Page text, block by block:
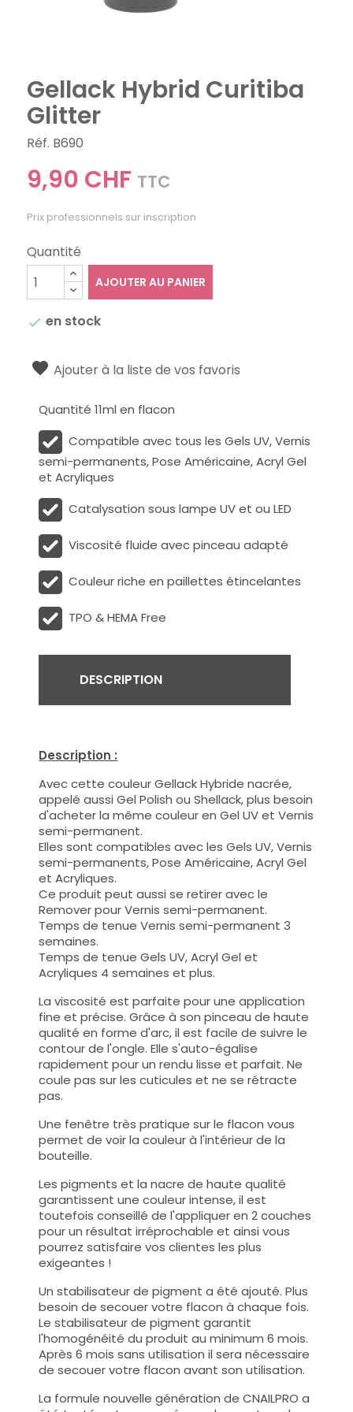
Gellack Hybrid Curitiba
Glitter
Réf. B690
9,90 CHF TTC
Prix professionnels sur inscription
Quantité
AJOUTER AU PANIER
 en stock
Ajouter à la liste de vos favoris
Quantité 11ml en flacon
Compatible avec tous les Gels UV, Vernis
semi-permanents, Pose Américaine, Acryl Gel
et Acryliques
Catalysation sous lampe UV et ou LED
Viscosité fluide avec pinceau adapté
Couleur riche en paillettes étincelantes
TPO & HEMA Free
DESCRIPTION
Description :
Avec cette couleur Gellack Hybride nacrée,
appelé aussi Gel Polish ou Shellack, plus besoin
d'acheter la même couleur en Gel UV et Vernis
semi-permanent.
Elles sont compatibles avec les Gels UV, Vernis
semi-permanents, Pose Américaine, Acryl Gel
et Acryliques.
Ce produit peut aussi se retirer avec le
Remover pour Vernis semi-permanent.
Temps de tenue Vernis semi-permanent 3
semaines.
Temps de tenue Gels UV, Acryl Gel et
Acryliques 4 semaines et plus.
La viscosité est parfaite pour une application
fine et précise. Grâce à son pinceau de haute
qualité en forme d'arc, il est facile de suivre le
contour de l'ongle. Elle s'auto-égalise
rapidement pour un rendu lisse et parfait. Ne
coule pas sur les cuticules et ne se rétracte
pas.
Une fenêtre très pratique sur le flacon vous
permet de voir la couleur à l'intérieur de la
bouteille.
Les pigments et la nacre de haute qualité
garantissent une couleur intense, il est
toutefois conseillé de l'appliquer en 2 couches
pour un résultat irréprochable et ainsi vous
pourrez satisfaire vos clientes les plus
exigeantes !
Un stabilisateur de pigment a été ajouté. Plus
besoin de secouer votre flacon à chaque fois.
Le stabilisateur de pigment garantit
l'homogénéité du produit au minimum 6 mois.
Après 6 mois sans utilisation il sera nécessaire
de secouer votre flacon avant son utilisation.
La formule nouvelle génération de CNAILPRO a